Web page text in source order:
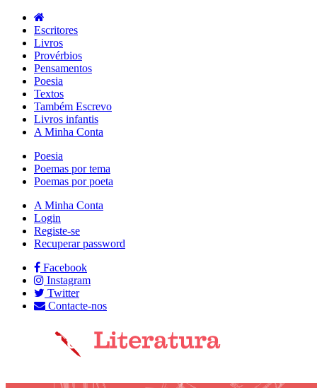
Escritores
Livros
Provérbios
Pensamentos
Poesia
Textos
Também Escrevo
Livros infantis
A Minha Conta
Poesia
Poemas por tema
Poemas por poeta
A Minha Conta
Login
Registe-se
Recuperar password
Facebook
Instagram
Twitter
Contacte-nos